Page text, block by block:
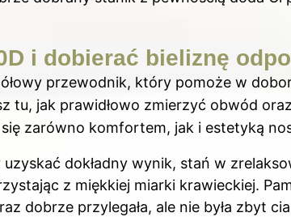
i dobierać bieliznę
przewodnik, który pomoże w
tu, jak prawidłowo zmierzyć obwód
zarówno komfortem, jak i estetyką
uzyskać dokładny wynik, stań w
z miękkiej miarki krawieckiej.
dobrze przylegała, ale nie była zbyt